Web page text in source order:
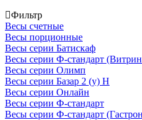
Фильтр
Весы счетные
Весы порционные
Весы серии Батискаф
Весы серии Ф-стандарт
Весы серии Олимп
Весы серии Базар 2 (у) Н
Весы серии Онлайн
Весы серии Ф-стандарт
Весы серии Ф-стандарт